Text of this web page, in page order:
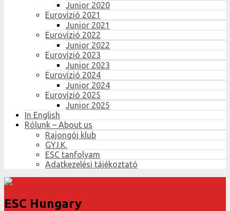
Junior 2020
Eurovízió 2021
Junior 2021
Eurovízió 2022
Junior 2022
Eurovízió 2023
Junior 2023
Eurovízió 2024
Junior 2024
Eurovízió 2025
Junior 2025
In English
Rólunk – About us
Rajongói klub
GY.I.K.
ESC tanfolyam
Adatkezelési tájékoztató
ESC Hungary